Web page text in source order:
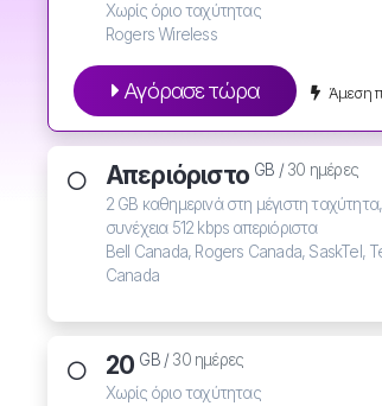
Χωρίς όριο ταχύτητας
Rogers Wireless
Αγόρασε τώρα Άμεση
Απεριόριστο GB /30 ημέρες
2 GB καθημερινά στη μέγιστη
συνέχεια 512 kbps απεριόριστα
Bell Canada, Rogers Canada, SaskTel,
Canada
20 GB /30 ημέρες
Χωρίς όριο ταχύτητας